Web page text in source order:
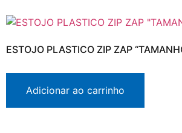
ESTOJO PLASTICO ZIP ZAP
Adicionar ao carrinho